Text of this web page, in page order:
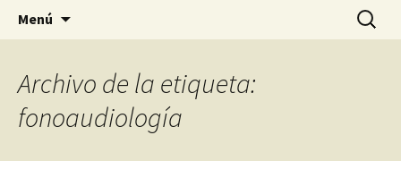
Menú Buscar:
Archivo de la etiqueta:
fonoaudiología